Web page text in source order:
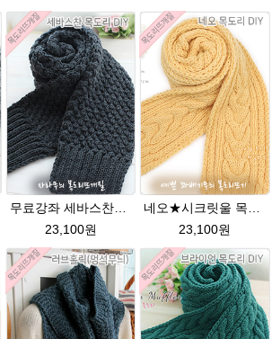
무료강좌 세바스찬★시크릿울 꽈배기목도리뜨기
23,100원
네오★시크릿울 목도리뜨기 손뜨개질 털실 뜨개질실
23,100원